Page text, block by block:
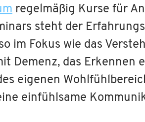
regelmäßig Kurse für
steht der
im Fokus wie das
Demenz, das Erkennen
eigenen
einfühlsame